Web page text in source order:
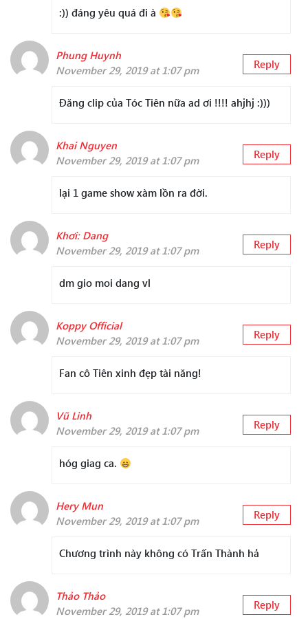
:)) đáng yêu quá đi à
Phung Huynh
November 29, 2019 at 1:07 pm
Reply
Đăng clip của Tóc Tiên nữa ad ơi !!!! ahjhj :)))
Khai Nguyen
November 29, 2019 at 1:07 pm
Reply
lại 1 game show xàm lồn ra đời.
Khơi: Dang
November 29, 2019 at 1:07 pm
Reply
dm gio moi dang vl
Koppy Official
November 29, 2019 at 1:07 pm
Reply
Fan cô Tiên xinh đẹp tài năng!
Vũ Linh
November 29, 2019 at 1:07 pm
Reply
hóg giag ca.
Hery Mun
November 29, 2019 at 1:07 pm
Reply
Chương trình này không có Trấn Thành hả
Thảo Thảo
November 29, 2019 at 1:07 pm
Reply